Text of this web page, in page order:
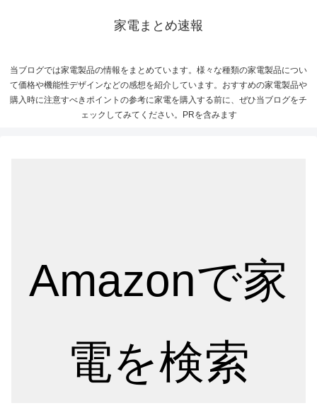
家電まとめ速報
当ブログでは家電製品の情報をまとめています。様々な種類の家電製品につい
て価格や機能性デザインなどの感想を紹介しています。おすすめの家電製品や
購入時に注意すべきポイントの参考に家電を購入する前に、ぜひ当ブログをチ
ェックしてみてください。PRを含みます
Amazonで家
電を検索